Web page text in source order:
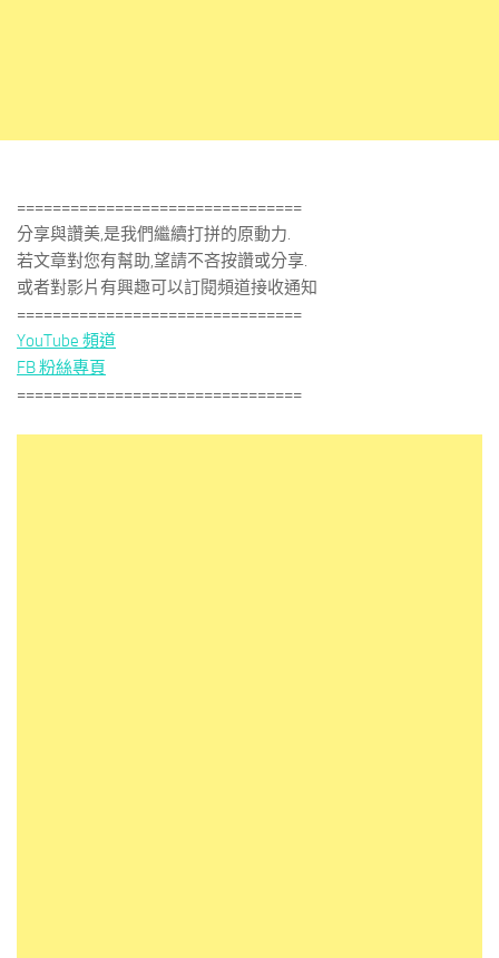
================================
分享與讚美,是我們繼續打拼的原動力.
若文章對您有幫助,望請不吝按讚或分享.
或者對影片有興趣可以訂閱頻道接收通知
================================
YouTube 頻道
FB 粉絲專頁
================================